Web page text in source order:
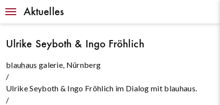
Aktuelles
Ulrike Seyboth & Ingo Fröhlich
blauhaus galerie, Nürnberg
/
Ulrike Seyboth & Ingo Fröhlich im Dialog mit blauhaus.
/